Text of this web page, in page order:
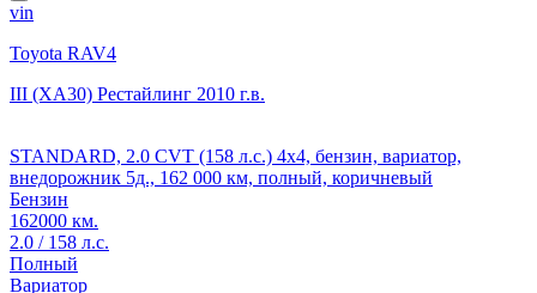
vin
Toyota RAV4
III (XA30) Рестайлинг 2010 г.в.
STANDARD, 2.0 CVT (158 л.с.) 4x4, бензин, вариатор,
внедорожник 5д., 162 000 км, полный, коричневый
Бензин
162000 км.
2.0 / 158 л.с.
Полный
Вариатор